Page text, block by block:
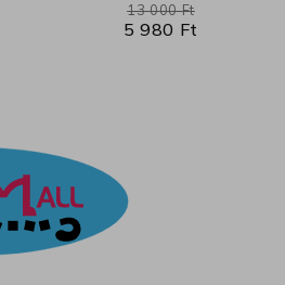
5 980 Ft
13 000 Ft